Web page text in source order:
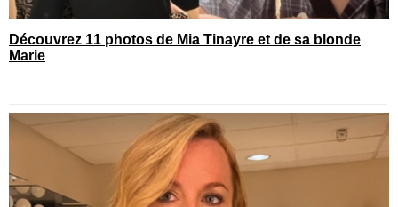
Découvrez 11 photos de Mia Tinayre et de sa blonde
Marie